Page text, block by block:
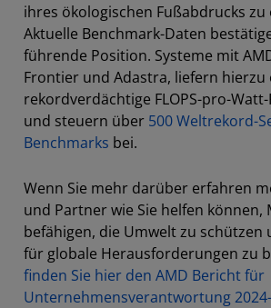
ihres ökologischen Fußabdrucks zu
Aktuelle Benchmark-Daten
führende Position. Systeme mit
Frontier und Adastra, liefern hierzu
rekordverdächtige FLOPS-pro-
und steuern über 500 Weltrekord-
Benchmarks bei.
Wenn Sie mehr darüber erfahren
und Partner wie Sie helfen können,
befähigen, die Umwelt zu schützen
für globale Herausforderungen zu
finden Sie hier den AMD Bericht für
Unternehmensverantwortung